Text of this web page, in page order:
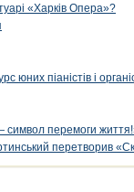
«Харків Опера»?
юних піаністів і
символ перемоги
перетворив